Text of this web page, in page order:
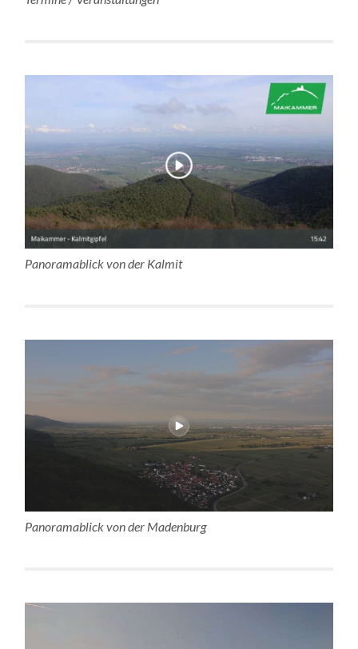
Panoramablick von der Kalmit
Panoramablick von der Madenburg